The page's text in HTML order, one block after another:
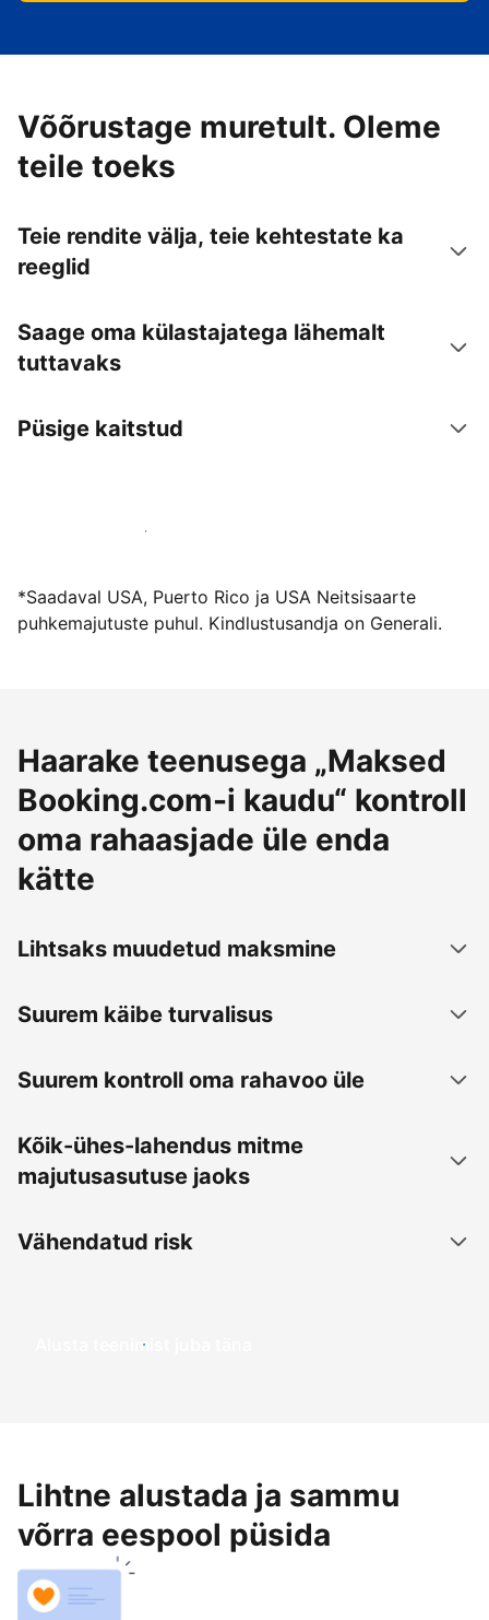
Võõrustage muretult. Oleme
teile toeks
Teie rendite välja, teie kehtestate ka
reeglid
Saage oma külastajatega lähemalt
tuttavaks
Püsige kaitstud
Võõrusta meiega juba täna
*Saadaval USA, Puerto Rico ja USA Neitsisaarte
puhkemajutuste puhul. Kindlustusandja on Generali.
Haarake teenusega „Maksed
Booking.com-i kaudu“ kontroll
oma rahaasjade üle enda
kätte
Lihtsaks muudetud maksmine
Suurem käibe turvalisus
Suurem kontroll oma rahavoo üle
Kõik-ühes-lahendus mitme
majutusasutuse jaoks
Vähendatud risk
Alusta teenimist juba täna
Lihtne alustada ja sammu
võrra eespool püsida